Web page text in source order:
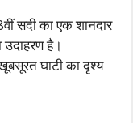
सदी का एक शानदार
उदाहरण है।
घाटी का दृश्य